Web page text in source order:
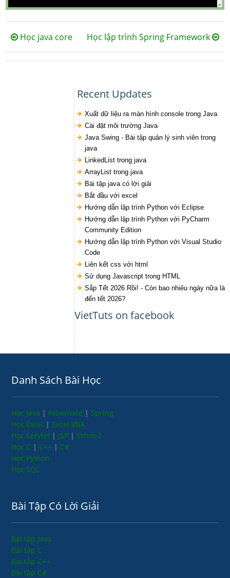
Học java core Học lập trình Spring Framework
Recent Updates
Xuất dữ liệu ra màn hình console trong Java
Cài đặt môi trường Java
Java Swing - Bài tập quản lý sinh viên trong
java
LinkedList trong java
ArrayList trong java
Bài tập java có lời giải
Bắt đầu với excel
Hướng dẫn lập trình Python với Eclipse
Hướng dẫn lập trình Python với PyCharm
Community Edition
Hướng dẫn lập trình Python với Visual Studio
Code
Liên kết css với html
Sử dụng Javascript trong HTML
Sắp Tết 2026 Rồi! - Còn bao nhiêu ngày nữa là
đến tết 2026?
VietTuts on facebook
Danh Sách Bài Học
Học Java | Hibernate | Spring
Học Excel | Excel VBA
Học Servlet | JSP | Struts2
Học C | C++ | C#
Học Python
Học SQL
Bài Tập Có Lời Giải
Bài tập Java
Bài tập C
Bài tập C++
Bài tập C#